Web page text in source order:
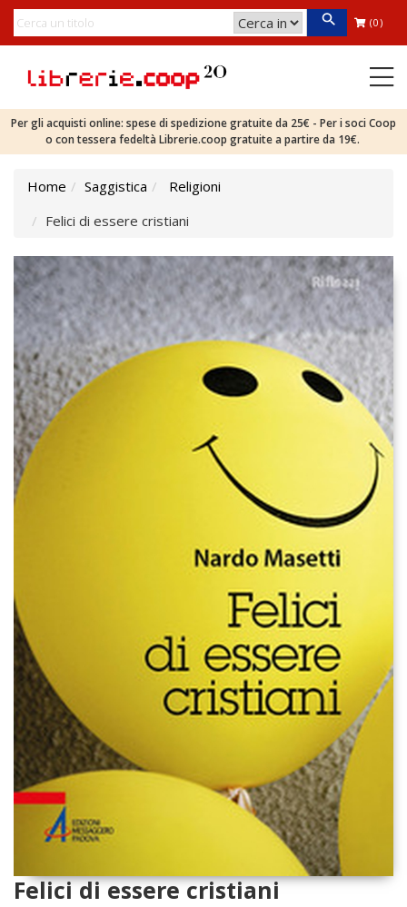
(0)
Per gli acquisti online: spese di spedizione gratuite da 25€ - Per i soci Coop
o con tessera fedeltà Librerie.coop gratuite a partire da 19€.
Home Saggistica
Religioni
Felici di essere cristiani
Felici di essere cristiani